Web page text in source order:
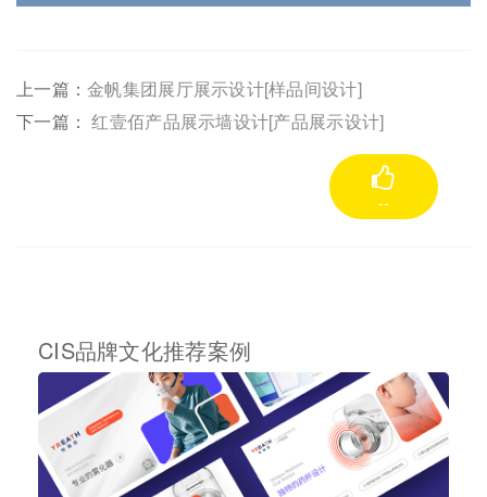
上一篇：金帆集团展厅展示设计[样品间设计]
下一篇：红壹佰产品展示墙设计[产品展示设计]
--
CIS品牌文化推荐案例